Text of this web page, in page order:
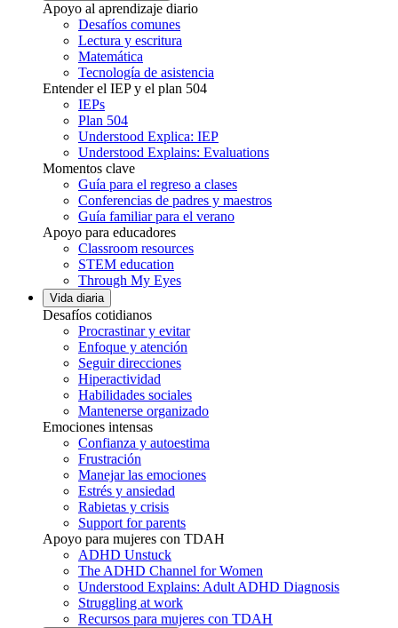
Apoyo al aprendizaje diario
Desafíos comunes
Lectura y escritura
Matemática
Tecnología de asistencia
Entender el IEP y el plan 504
IEPs
Plan 504
Understood Explica: IEP
Understood Explains: Evaluations
Momentos clave
Guía para el regreso a clases
Conferencias de padres y maestros
Guía familiar para el verano
Apoyo para educadores
Classroom resources
STEM education
Through My Eyes
Vida diaria
Desafíos cotidianos
Procrastinar y evitar
Enfoque y atención
Seguir direcciones
Hiperactividad
Habilidades sociales
Mantenerse organizado
Emociones intensas
Confianza y autoestima
Frustración
Manejar las emociones
Estrés y ansiedad
Rabietas y crisis
Support for parents
Apoyo para mujeres con TDAH
ADHD Unstuck
The ADHD Channel for Women
Understood Explains: Adult ADHD Diagnosis
Struggling at work
Recursos para mujeres con TDAH